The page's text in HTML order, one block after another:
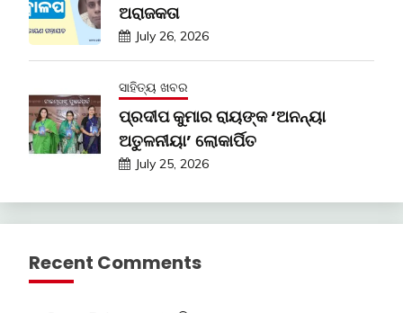
ଅରାଜକତା
July 26, 2026
ସାହିତ୍ୟ ଖବର
ପ୍ରଦୀପ କୁମାର ରାୟଙ୍କ ‘ଅନନ୍ୟା
ଅତୁଳନୀୟା’ ଲୋକାର୍ପିତ
July 25, 2026
Recent Comments